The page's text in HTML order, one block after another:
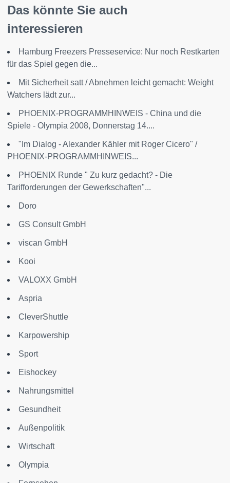
Das könnte Sie auch
interessieren
Hamburg Freezers Presseservice: Nur noch Restkarten
für das Spiel gegen die...
Mit Sicherheit satt / Abnehmen leicht gemacht: Weight
Watchers lädt zur...
PHOENIX-PROGRAMMHINWEIS - China und die
Spiele - Olympia 2008, Donnerstag 14....
"Im Dialog - Alexander Kähler mit Roger Cicero" /
PHOENIX-PROGRAMMHINWEIS...
PHOENIX Runde " Zu kurz gedacht? - Die
Tarifforderungen der Gewerkschaften"...
Doro
GS Consult GmbH
viscan GmbH
Kooi
VALOXX GmbH
Aspria
CleverShuttle
Karpowership
Sport
Eishockey
Nahrungsmittel
Gesundheit
Außenpolitik
Wirtschaft
Olympia